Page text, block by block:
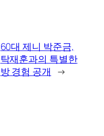
60대 제니 박준금,
탁재훈과의 특별한
방 경험 공개 →